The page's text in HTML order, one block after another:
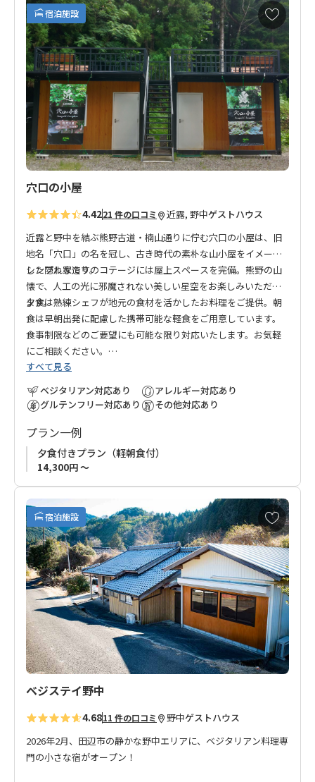
応できません。
◆ご注意◆
● 当宿泊施設は5才以下の乳児・幼児のお子様はご利用いただ
けません。あらかじめご了承ください。
宿泊施設
お
気
に
入
り
に
追
加
穴口の小屋
4.4221 件の口コミ 近露, 野中ゲストハウス
近露と野中を結ぶ熊野古道・楠山通りに佇む穴口の小屋は、旧
地名「穴口」の名を冠し、古き時代の素朴な山小屋をイメージ
した隠れ家です。
シンプルな造りのコテージには屋上スペースを完備。熊野の山
懐で、人工の光に邪魔されない美しい星空をお楽しみいただけ
ます。
夕食は熟練シェフが地元の食材を活かしたお料理をご提供。朝
食は早朝出発に配慮した携帯可能な軽食をご用意しています。
食事制限などのご要望にも可能な限り対応いたします。お気軽
にご相談ください。
熊野古道の聖なる道で、心安らぐひとときを「穴口の小屋」で
お過ごしください。
すべて見る
ベジタリアン対応あり
グルテンフリー対応あり
アレルギー対応あり
その他対応あり
プラン一例
夕食付きプラン（軽朝食付）
14,300円 ～
宿泊施設
お
気
に
入
り
に
追
加
ベジステイ野中
4.6811 件の口コミ 野中ゲストハウス
2026年2月、田辺市の静かな野中エリアに、ベジタリアン料理専
門の小さな宿がオープン！